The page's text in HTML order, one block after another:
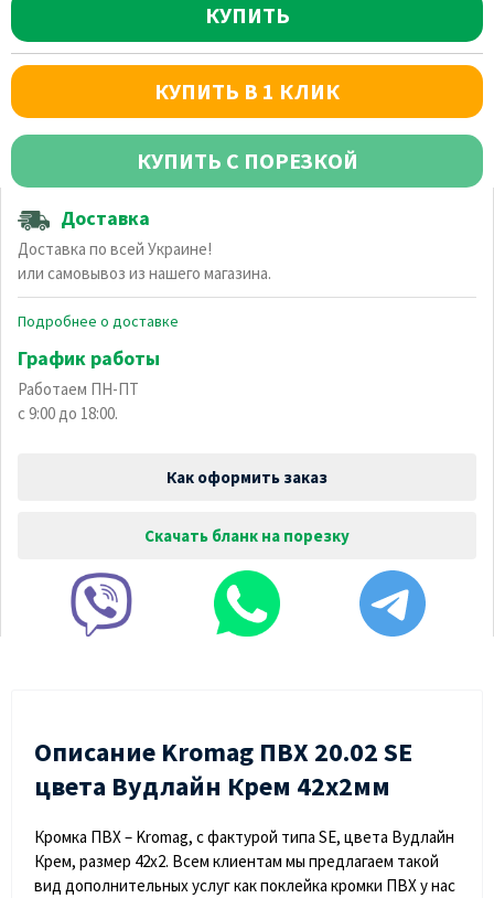
КУПИТЬ
КУПИТЬ В 1 КЛИК
КУПИТЬ С ПОРЕЗКОЙ
Доставка
Доставка по всей Украине!
или самовывоз из нашего магазина.
Подробнее о доставке
График работы
Работаем ПН-ПТ
с 9:00 до 18:00.
Как оформить заказ
Скачать бланк на порезку
Описание Kromag ПВХ 20.02 SЕ
цвета Вудлайн Крем 42х2мм
Кромка ПВХ – Kromag, с фактурой типа SE, цвета Вудлайн
Крем, размер 42х2. Всем клиентам мы предлагаем такой
вид дополнительных услуг как поклейка кромки ПВХ у нас